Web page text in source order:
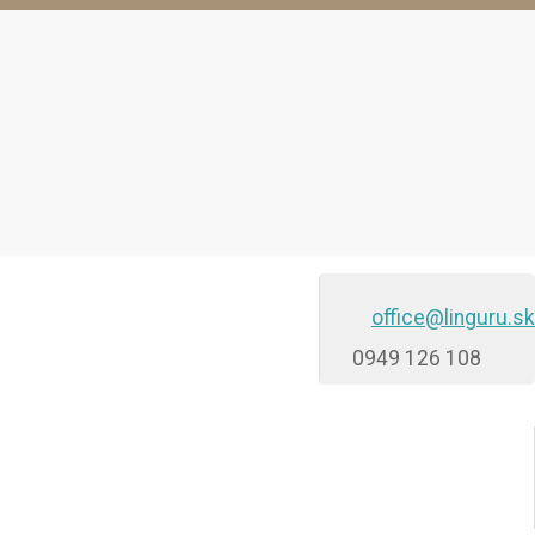
office@linguru.sk
0949 126 108